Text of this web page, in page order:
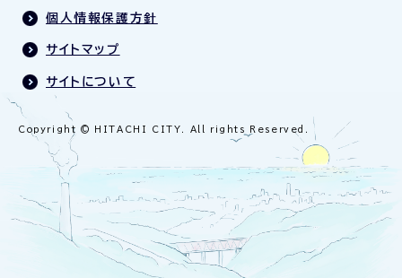
個人情報保護方針
サイトマップ
サイトについて
Copyright © HITACHI CITY. All rights Reserved.